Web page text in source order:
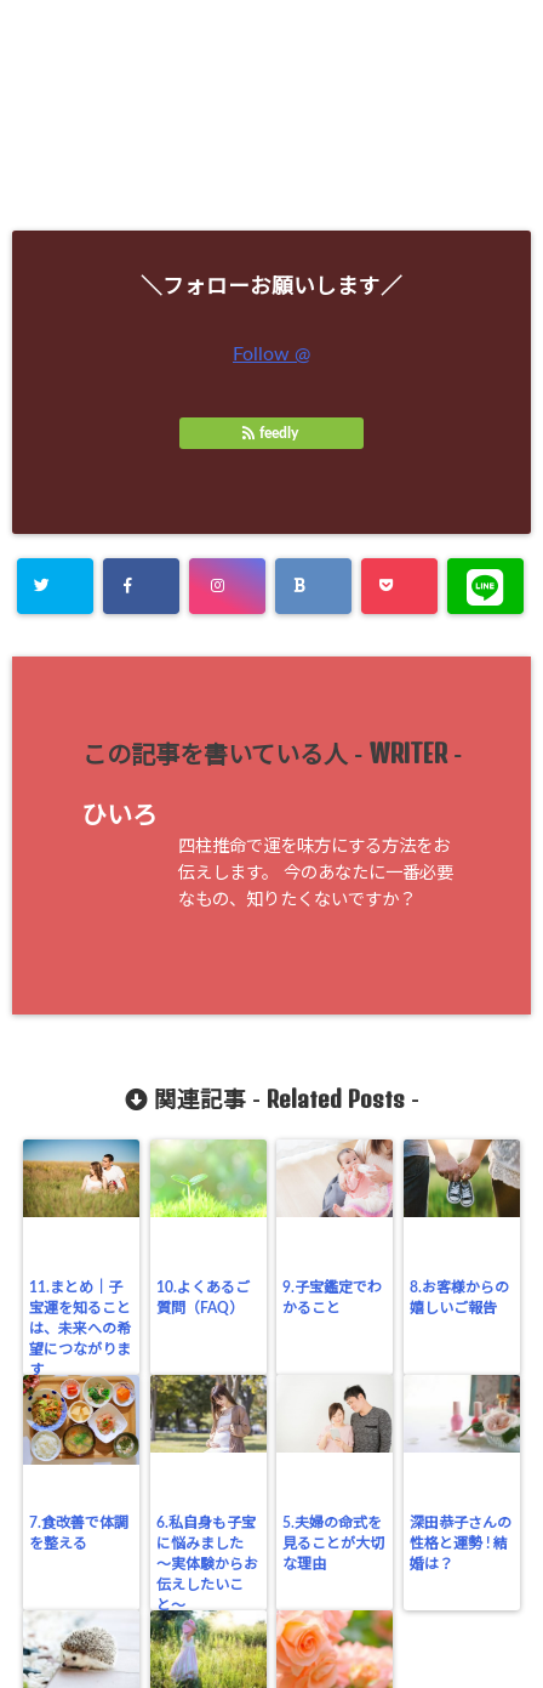
＼フォローお願いします／
Follow @
feedly
この記事を書いている人 - WRITER-
ひいろ
四柱推命で運を味方にする方法をお
伝えします。 今のあなたに一番必要
なもの、知りたくないですか？
関連記事 - Related Posts-
11.まとめ｜子
宝運を知ること
は、未来への希
望につながりま
す
10.よくあるご
質問（FAQ）
9.子宝鑑定でわ
かること
8.お客様からの
嬉しいご報告
7.食改善で体調
を整える
6.私自身も子宝
に悩みました
〜実体験からお
伝えしたいこ
と〜
5.夫婦の命式を
見ることが大切
な理由
深田恭子さんの
性格と運勢 ! 結
婚は？